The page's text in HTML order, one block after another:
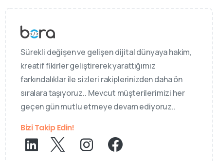
Sürekli değişen ve gelişen dijital dünyaya hakim,
kreatif fikirler geliştirerek yarattığımız
farkındalıklar ile sizleri rakiplerinizden daha ön
sıralara taşıyoruz.. Mevcut müşterilerimizi her
geçen gün mutlu etmeye devam ediyoruz..
Bizi Takip Edin!